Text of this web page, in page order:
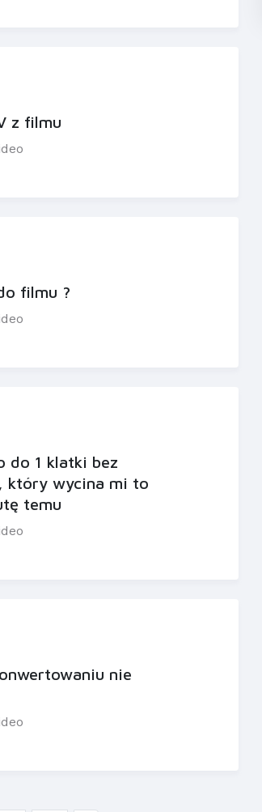
z filmu
filmu ?
do 1 klatki bez
który wycina mi to
temu
nie